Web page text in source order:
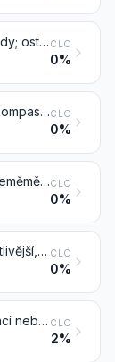
Lasery, jiné než laserové diody; ostatní optické přístroje a nástroje, jinde v této kapitole neuvedené ani nezahrnuté CLO
0%
Busoly, včetně navigačních kompasů; ostatní navigační nástroje a přístrojeCLO
0%
Geodetické, topografické, zeměměřičské, nivelační, fotogrammetrické zaměřovací, hydrografické, oceánografické, hydrologické, meteorologické nebo geofyzikální nástroje a přístroje, kromě kompasů; dálkoměryCLO
0%
Váhy o citlivosti 5 cg nebo citlivější, též se závažími CLO
0%
Kreslicí (rýsovací), označovací nebo matematické počítací nástroje a přístroje (například kreslicí (rýsovací) stroje, pantografy, úhloměry, kreslicí (rýsovací) soupravy, logaritmická pravítka, počítací kotouče); ruční délková měřidla (například měřicí tyče a měřicí pásma, mikrometry, posuvná měřítka), jinde v této kapitole neuvedená ani nezahrnutá CLO
2%